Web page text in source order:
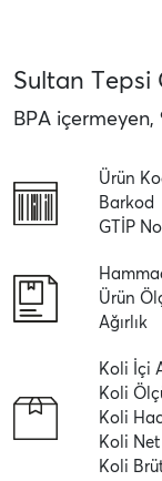
Sultan Tepsi
BPA
Ürün
Barkod
GTİP No
Ürün
Ağırlık
Koli İçi
Koli
Koli
Koli Net
Koli